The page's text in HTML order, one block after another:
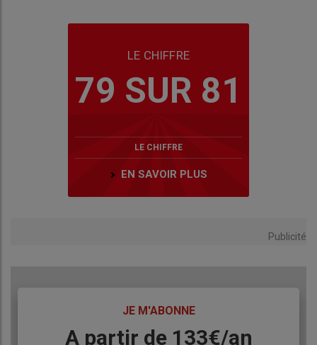
LE CHIFFRE
79 SUR 81
LE CHIFFRE
EN SAVOIR PLUS
Publicité
JE M'ABONNE
BodyA partir de 133€/an